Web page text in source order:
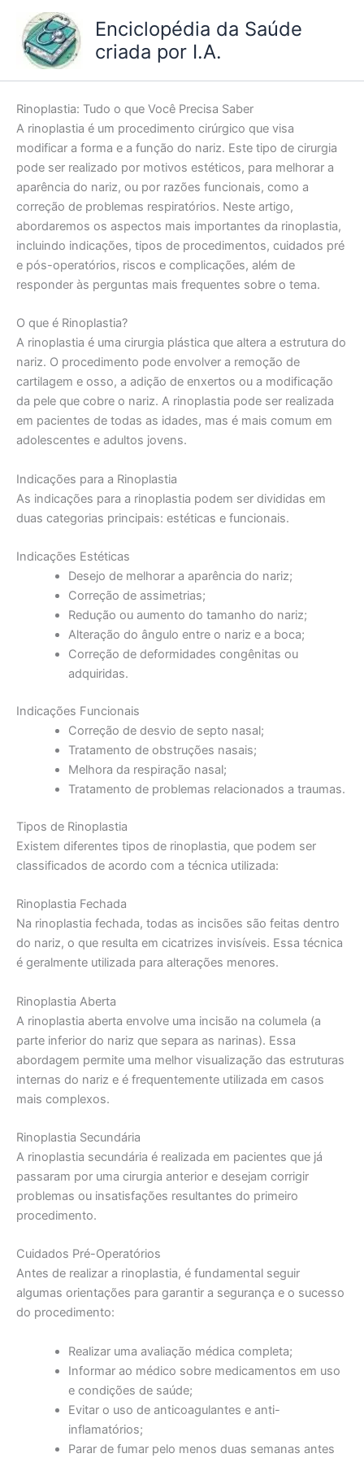
conteúdo
Enciclopédia da Saúde
criada por I.A.
Rinoplastia: Tudo o que Você Precisa Saber
A rinoplastia é um procedimento cirúrgico que visa
modificar a forma e a função do nariz. Este tipo de cirurgia
pode ser realizado por motivos estéticos, para melhorar a
aparência do nariz, ou por razões funcionais, como a
correção de problemas respiratórios. Neste artigo,
abordaremos os aspectos mais importantes da rinoplastia,
incluindo indicações, tipos de procedimentos, cuidados pré
e pós-operatórios, riscos e complicações, além de
responder às perguntas mais frequentes sobre o tema.
O que é Rinoplastia?
A rinoplastia é uma cirurgia plástica que altera a estrutura do
nariz. O procedimento pode envolver a remoção de
cartilagem e osso, a adição de enxertos ou a modificação
da pele que cobre o nariz. A rinoplastia pode ser realizada
em pacientes de todas as idades, mas é mais comum em
adolescentes e adultos jovens.
Indicações para a Rinoplastia
As indicações para a rinoplastia podem ser divididas em
duas categorias principais: estéticas e funcionais.
Indicações Estéticas
Desejo de melhorar a aparência do nariz;
Correção de assimetrias;
Redução ou aumento do tamanho do nariz;
Alteração do ângulo entre o nariz e a boca;
Correção de deformidades congênitas ou
adquiridas.
Indicações Funcionais
Correção de desvio de septo nasal;
Tratamento de obstruções nasais;
Melhora da respiração nasal;
Tratamento de problemas relacionados a traumas.
Tipos de Rinoplastia
Existem diferentes tipos de rinoplastia, que podem ser
classificados de acordo com a técnica utilizada:
Rinoplastia Fechada
Na rinoplastia fechada, todas as incisões são feitas dentro
do nariz, o que resulta em cicatrizes invisíveis. Essa técnica
é geralmente utilizada para alterações menores.
Rinoplastia Aberta
A rinoplastia aberta envolve uma incisão na columela (a
parte inferior do nariz que separa as narinas). Essa
abordagem permite uma melhor visualização das estruturas
internas do nariz e é frequentemente utilizada em casos
mais complexos.
Rinoplastia Secundária
A rinoplastia secundária é realizada em pacientes que já
passaram por uma cirurgia anterior e desejam corrigir
problemas ou insatisfações resultantes do primeiro
procedimento.
Cuidados Pré-Operatórios
Antes de realizar a rinoplastia, é fundamental seguir
algumas orientações para garantir a segurança e o sucesso
do procedimento:
Realizar uma avaliação médica completa;
Informar ao médico sobre medicamentos em uso
e condições de saúde;
Evitar o uso de anticoagulantes e anti-
inflamatórios;
Parar de fumar pelo menos duas semanas antes